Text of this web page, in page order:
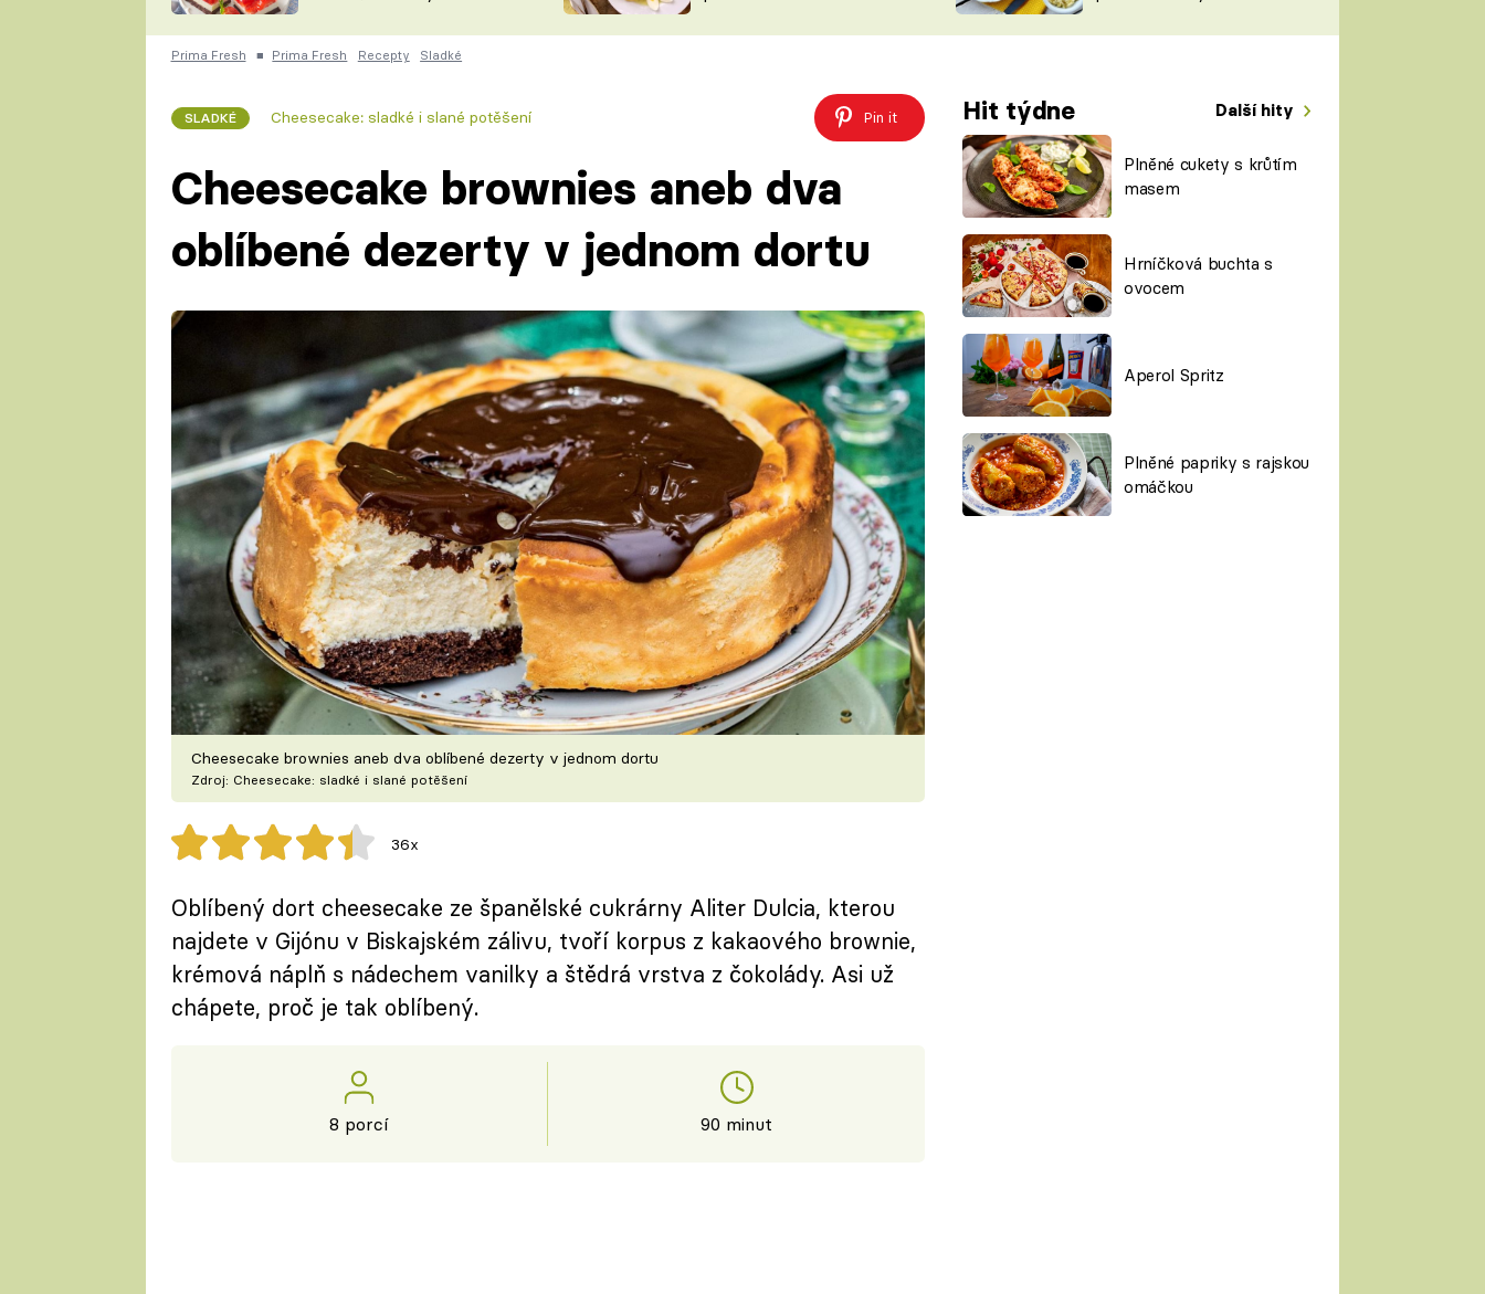
ČESKO NA TALÍŘI
KUCHAŘKA
VYCHYTÁVKY
ŠÉFREDAKTORKY
ČASOPIS
Prima Fresh ■ Prima Fresh Recepty Sladké
SLADKÉ Cheesecake: sladké i slané potěšení Pin it Hit týdne Další hity
Plněné cukety s krůtím
masem
Hrníčková buchta s
ovocem
Aperol Spritz
Plněné papriky s rajskou
omáčkou
Cheesecake brownies aneb dva
oblíbené dezerty v jednom dortu
Cheesecake brownies aneb dva oblíbené dezerty v jednom dortu
Zdroj: Cheesecake: sladké i slané potěšení
36x
Oblíbený dort cheesecake ze španělské cukrárny Aliter Dulcia, kterou
najdete v Gijónu v Biskajském zálivu, tvoří korpus z kakaového brownie,
krémová náplň s nádechem vanilky a štědrá vrstva z čokolády. Asi už
chápete, proč je tak oblíbený.
8 porcí 90 minut